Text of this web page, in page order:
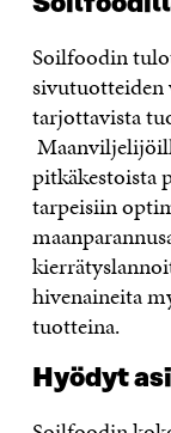
Soilfoodin
sivutuotteiden
tarjottavista
pitkäkestoista
tarpeisiin
hivenaineita
tuotteina.
Hyödyt